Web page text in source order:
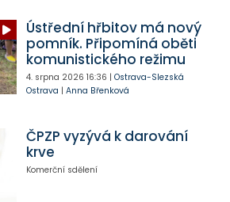
Ústřední hřbitov má nový
pomník. Připomíná oběti
komunistického režimu
4. srpna 2026 16:36 | Ostrava-Slezská
Ostrava | Anna Břenková
ČPZP vyzývá k darování
krve
Komerční sdělení